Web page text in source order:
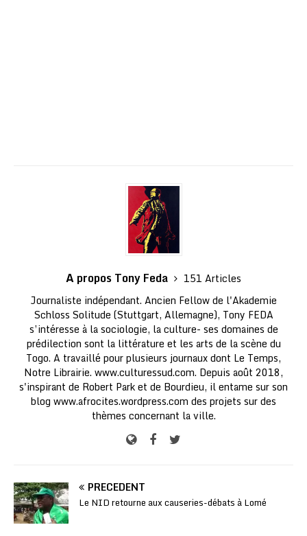
A propos Tony Feda
151 Articles
Journaliste indépendant. Ancien Fellow de l'Akademie
Schloss Solitude (Stuttgart, Allemagne), Tony FEDA
s’intéresse à la sociologie, la culture- ses domaines de
prédilection sont la littérature et les arts de la scène du
Togo. A travaillé pour plusieurs journaux dont Le Temps,
Notre Librairie. www.culturessud.com. Depuis août 2018,
s'inspirant de Robert Park et de Bourdieu, il entame sur son
blog www.afrocites.wordpress.com des projets sur des
thèmes concernant la ville.
PRÉCÉDENT
Le NID retourne aux causeries-débats à Lomé